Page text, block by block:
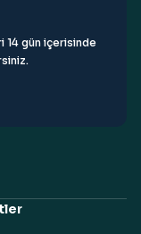
14 gün içerisinde